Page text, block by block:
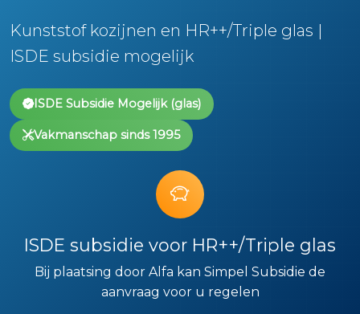
Kunststof kozijnen en HR++/Triple glas |
ISDE subsidie mogelijk
ISDE Subsidie Mogelijk (glas)
Vakmanschap sinds 1995
ISDE subsidie voor HR++/Triple glas
Bij plaatsing door Alfa kan Simpel Subsidie de
aanvraag voor u regelen